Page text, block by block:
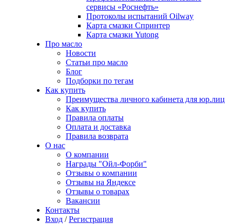
сервисы «Роснефть»
Протоколы испытаний Oilway
Карта смазки Спринтер
Карта смазки Yutong
Про масло
Новости
Статьи про масло
Блог
Подборки по тегам
Как купить
Преимущества личного кабинета для юр.лиц
Как купить
Правила оплаты
Оплата и доставка
Правила возврата
О нас
О компании
Награды "Ойл-Форби"
Отзывы о компании
Отзывы на Яндексе
Отзывы о товарах
Вакансии
Контакты
Вход / Регистрация